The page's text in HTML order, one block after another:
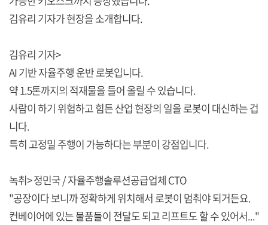
김유리 기자가 현장을 소개합니다.
김유리 기자>
AI 기반 자율주행 운반 로봇입니다.
약 1.5톤까지의 적재물을 들어 올릴 수 있습니다.
사람이 하기 위험하고 힘든 산업 현장의 일을 로봇이 대신하는 겁
니다.
특히 고정밀 주행이 가능하다는 부분이 강점입니다.
녹취> 정민국 / 자율주행솔루션공급업체 CTO
"공장이다 보니까 정확하게 위치해서 로봇이 멈춰야 되거든요.
컨베이어에 있는 물품들이 전달도 되고 리프트도 할 수 있어서..."